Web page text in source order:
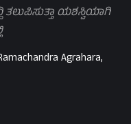
ತಲುಪಿಸುತ್ತಾ ಯಶಸ್ವಿಯಾಗಿ
Agrahara,